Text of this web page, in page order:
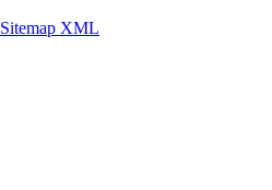
Sitemap XML